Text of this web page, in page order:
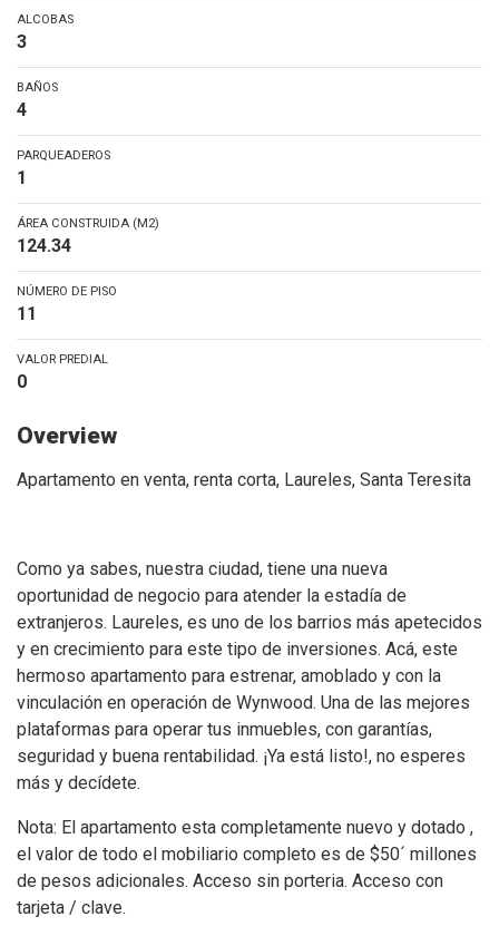
ALCOBAS
3
BAÑOS
4
PARQUEADEROS
1
ÁREA CONSTRUIDA (M2)
124.34
NÚMERO DE PISO
11
VALOR PREDIAL
0
Overview
Apartamento en venta, renta corta, Laureles, Santa Teresita
Como ya sabes, nuestra ciudad, tiene una nueva
oportunidad de negocio para atender la estadía de
extranjeros. Laureles, es uno de los barrios más apetecidos
y en crecimiento para este tipo de inversiones. Acá, este
hermoso apartamento para estrenar, amoblado y con la
vinculación en operación de Wynwood. Una de las mejores
plataformas para operar tus inmuebles, con garantías,
seguridad y buena rentabilidad. ¡Ya está listo!, no esperes
más y decídete.
Nota: El apartamento esta completamente nuevo y dotado ,
el valor de todo el mobiliario completo es de $50´ millones
de pesos adicionales. Acceso sin porteria. Acceso con
tarjeta / clave.